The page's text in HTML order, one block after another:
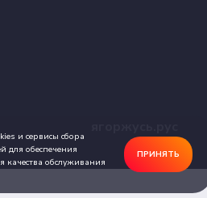
и сервисы сбора
для обеспечения
качества обслуживания
ПРИНЯТЬ